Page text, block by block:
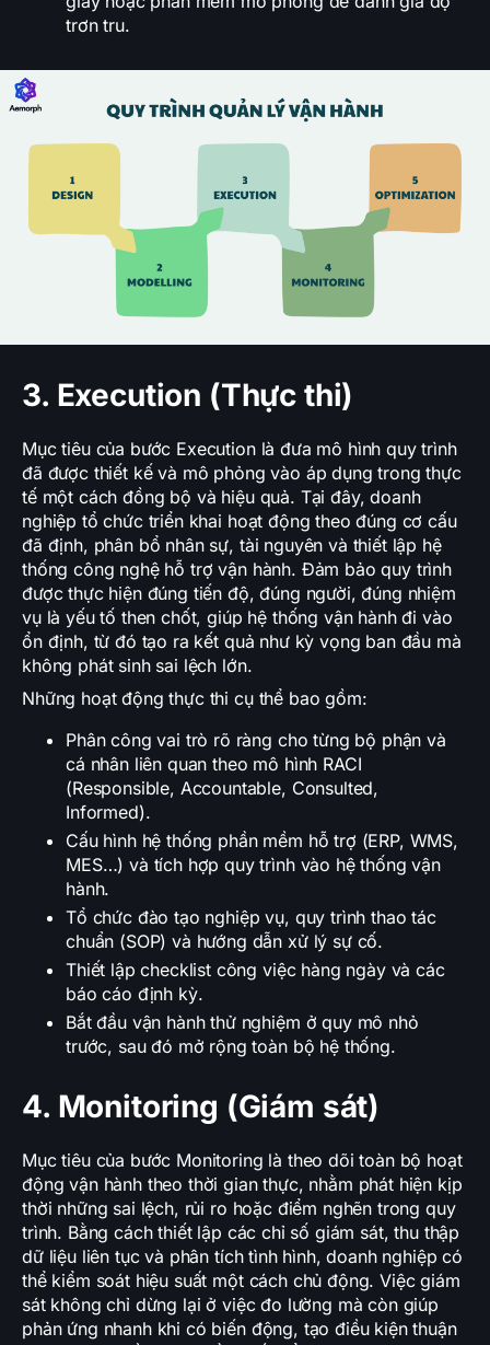
trơn tru.
3. Execution (Thực thi)
Mục tiêu của bước Execution là đưa mô hình quy trình
đã được thiết kế và mô phỏng vào áp dụng trong thực
tế một cách đồng bộ và hiệu quả. Tại đây, doanh
nghiệp tổ chức triển khai hoạt động theo đúng cơ cấu
đã định, phân bổ nhân sự, tài nguyên và thiết lập hệ
thống công nghệ hỗ trợ vận hành. Đảm bảo quy trình
được thực hiện đúng tiến độ, đúng người, đúng nhiệm
vụ là yếu tố then chốt, giúp hệ thống vận hành đi vào
ổn định, từ đó tạo ra kết quả như kỳ vọng ban đầu mà
không phát sinh sai lệch lớn.
Những hoạt động thực thi cụ thể bao gồm:
Phân công vai trò rõ ràng cho từng bộ phận và
cá nhân liên quan theo mô hình RACI
(Responsible, Accountable, Consulted,
Informed).
Cấu hình hệ thống phần mềm hỗ trợ (ERP, WMS,
MES…) và tích hợp quy trình vào hệ thống vận
hành.
Tổ chức đào tạo nghiệp vụ, quy trình thao tác
chuẩn (SOP) và hướng dẫn xử lý sự cố.
Thiết lập checklist công việc hàng ngày và các
báo cáo định kỳ.
Bắt đầu vận hành thử nghiệm ở quy mô nhỏ
trước, sau đó mở rộng toàn bộ hệ thống.
4. Monitoring (Giám sát)
Mục tiêu của bước Monitoring là theo dõi toàn bộ hoạt
động vận hành theo thời gian thực, nhằm phát hiện kịp
thời những sai lệch, rủi ro hoặc điểm nghẽn trong quy
trình. Bằng cách thiết lập các chỉ số giám sát, thu thập
dữ liệu liên tục và phân tích tình hình, doanh nghiệp có
thể kiểm soát hiệu suất một cách chủ động. Việc giám
sát không chỉ dừng lại ở việc đo lường mà còn giúp
phản ứng nhanh khi có biến động, tạo điều kiện thuận